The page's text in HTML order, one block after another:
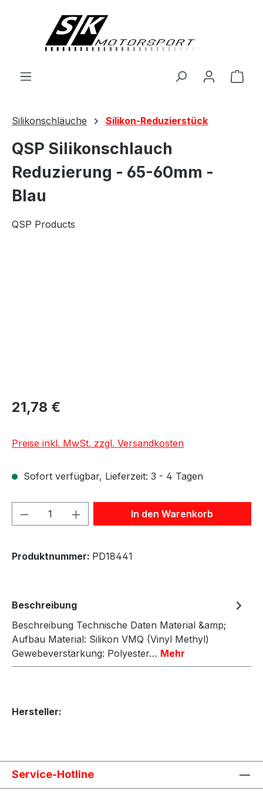
Silikonschläuche Silikon-Reduzierstück
QSP Silikonschlauch
Reduzierung - 65-60mm -
Blau
QSP Products
21,78 €
Preise inkl. MwSt. zzgl. Versandkosten
Sofort verfügbar, Lieferzeit: 3 - 4 Tagen
Produkt Anzahl: Gib denIn den Warenkorb
Produktnummer: PD18441
Beschreibung
Beschreibung Technische Daten Material &amp;
Aufbau Material: Silikon VMQ (Vinyl Methyl)
Gewebeverstärkung: Polyester… Mehr
Hersteller:
Service-Hotline